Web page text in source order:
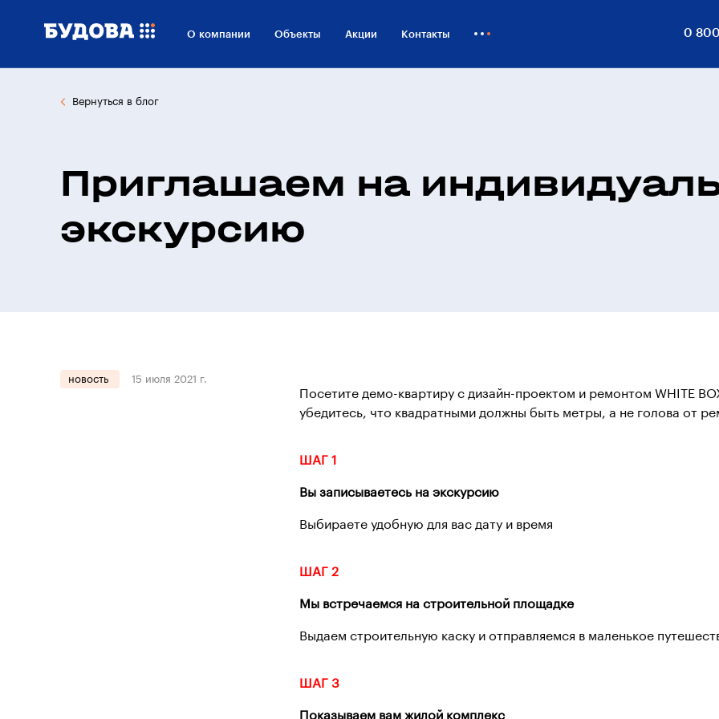
О компании Объекты Акции Контакты 0
Вернуться в блог
Приглашаем на
экскурсию
новость 15 июля 2021 г.
Посетите демо-квартиру с дизайн-проектом и ремонтом WHITE
убедитесь, что квадратными должны быть метры, а не голова от
ШАГ 1
Вы записываетесь на экскурсию
Выбираете удобную для вас дату и время
ШАГ 2
Мы встречаемся на строительной площадке
Выдаем строительную каску и отправляемся в маленькое
ШАГ 3
Показываем вам жилой комплекс